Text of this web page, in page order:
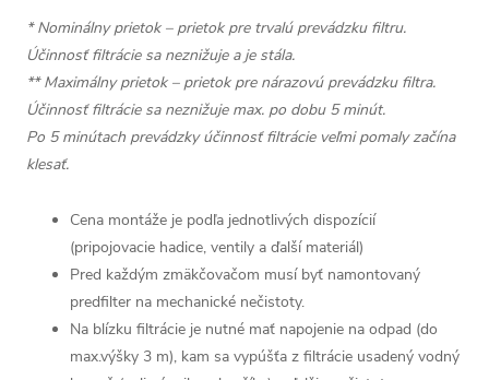
Maximálny
prietok (m³/h **)
1,2 1,5
Montážna výška
prípojok (mm)
490 835
Celková hĺbka s
prípojkami (mm)
650 650
H) (mm)
* Nominálny prietok – prietok pre trvalú prevádzku filtru.
Účinnosť filtrácie sa neznižuje a je stála.
** Maximálny prietok – prietok pre nárazovú prevádzku filtra.
Účinnosť filtrácie sa neznižuje max. po dobu 5 minút.
Po 5 minútach prevádzky účinnosť filtrácie veľmi pomaly začína
klesať.
Cena montáže je podľa jednotlivých dispozícií
(pripojovacie hadice, ventily a ďalší materiál)
Pred každým zmäkčovačom musí byť namontovaný
predfilter na mechanické nečistoty.
Na blízku filtrácie je nutné mať napojenie na odpad (do
max.výšky 3 m), kam sa vypúšťa z filtrácie usadený vodný